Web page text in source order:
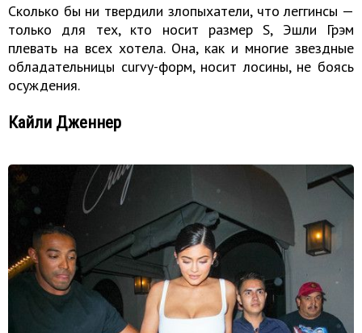
Сколько бы ни твердили злопыхатели, что леггинсы —
только для тех, кто носит размер S, Эшли Грэм
плевать на всех хотела. Она, как и многие звездные
обладательницы curvy-форм, носит лосины, не боясь
осуждения.
Кайли Дженнер